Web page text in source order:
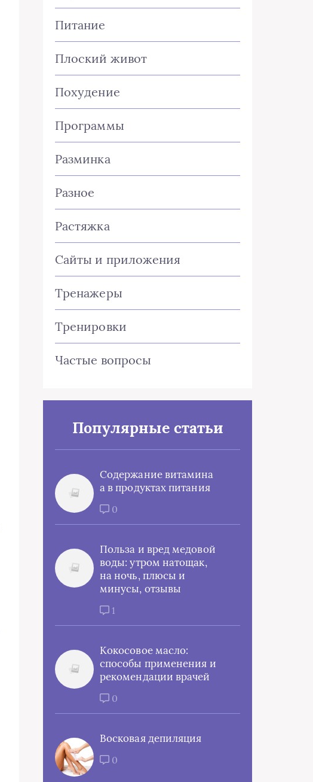
Питание
Плоский живот
Похудение
Программы
Разминка
Разное
Растяжка
Сайты и приложения
Тренажеры
Тренировки
Частые вопросы
Популярные статьи
Содержание витамина
а в продуктах питания
0
Польза и вред медовой
воды: утром натощак,
на ночь, плюсы и
минусы, отзывы
1
Кокосовое масло:
способы применения и
рекомендации врачей
0
Восковая депиляция
0